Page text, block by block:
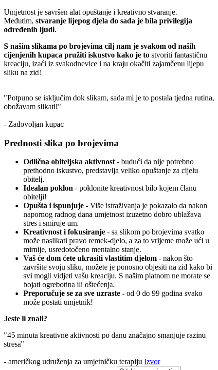
Umjetnost je savršen alat opuštanje i kreativno stvaranje.
Međutim, stvaranje lijepog djela do sada je bila privilegija
određenih ljudi.
S našim slikama po brojevima cilj nam je svakom od naših
cijenjenih kupaca pružiti iskustvo kako je to stvoriti fantastičnu
kreaciju, izaći iz svakodnevice i na kraju okačiti zajamčenu lijepu
sliku na zid!
"Potpuno se isključim dok slikam, sada mi je to postala tjedna rutina,
obožavam slikati!"
- Zadovoljan kupac
Prednosti slika po brojevima
Odlična obiteljska aktivnost- budući da nije potrebno
prethodno iskustvo, predstavlja veliko opuštanje za cijelu
obitelj.
Idealan poklon - poklonite kreativnost bilo kojem članu
obitelji!
Opušta i ispunjuje - Više istraživanja je pokazalo da nakon
napornog radnog dana umjetnost izuzetno dobro ublažava
stres i smiruje um.
Kreativnost i fokusiranje - sa slikom po brojevima svatko
može naslikati pravo remek-djelo, a za to vrijeme može ući u
mirnije, usredotočeno mentalno stanje.
Vaš će dom ćete ukrasiti vlastitim djelom - nakon što
završite svoju sliku, možete je ponosno objesiti na zid kako bi
svi mogli vidjeti vašu kreaciju. S našim platnom ne morate se
bojati ogrebotina ili oštećenja.
Preporučuje se za sve uzraste - od 0 do 99 godina svako
može postati umjetnik!
Jeste li znali?
"45 minuta kreativne aktivnosti po danu značajno smanjuje razinu
stresa"
- američkog udruženja za umjetničku terapiju Izvor